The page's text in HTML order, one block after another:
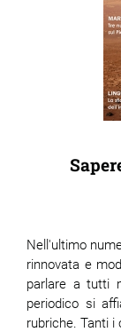
Nell'ultimo
rinnovata e
parlare a tutti
periodico si
rubriche. Tanti i